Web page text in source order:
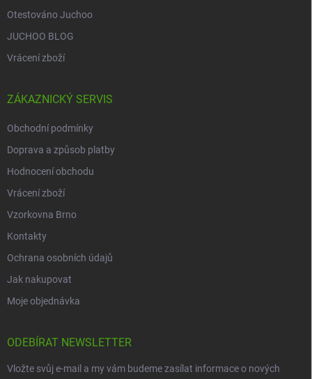
Otestováno Juchoo
JUCHOO BLOG
Vrácení zboží
ZÁKAZNICKÝ SERVIS
Obchodní podmínky
Doprava a způsob platby
Hodnocení obchodu
Vrácení zboží
Vzorkovna Brno
Kontakty
Ochrana osobních údajů
Jak nakupovat
Moje objednávka
ODEBÍRAT NEWSLETTER
Vložte svůj e-mail a my vám budeme zasílat informace o nových